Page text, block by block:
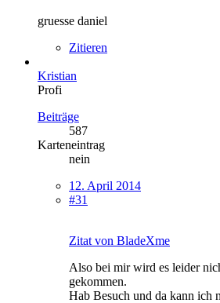
gruesse daniel
Zitieren
Kristian
Profi
Beiträge
587
Karteneintrag
nein
12. April 2014
#31
Zitat von BladeXme
Also bei mir wird es leider
gekommen.
Hab Besuch und da kann ich